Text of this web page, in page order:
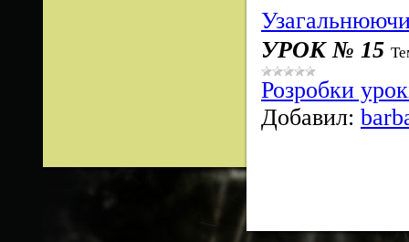
УРОК № 15
Розробки
Добавил: